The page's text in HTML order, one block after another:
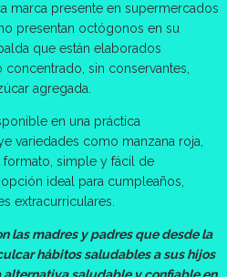
marca presente en supermercados
presentan octógonos en su
que están elaborados
sin conservantes,
agregada.
en una práctica
variedades como manzana roja,
formato, simple y fácil de
ideal para cumpleaños,
extracurriculares.
las madres y padres que desde la
hábitos saludables a sus hijos